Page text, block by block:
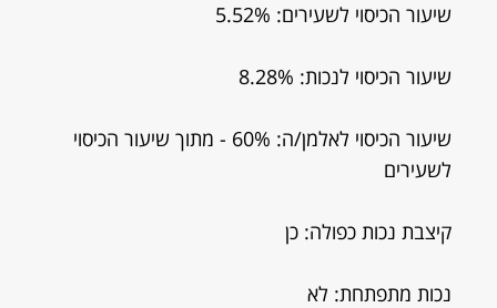
שיעור הכיסוי לשעירים: 5.52%
שיעור הכיסוי לנכות: 8.28%
שיעור הכיסוי לאלמן/ה: 60% - מתוך שיעור הכיסוי
לשעירים
קיצבת נכות כפולה: כן
נכות מתפתחת: לא